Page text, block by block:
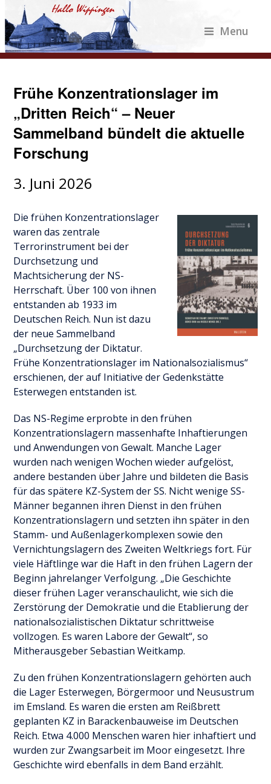
Menu
Frühe Konzentrationslager im
„Dritten Reich“ – Neuer
Sammelband bündelt die aktuelle
Forschung
3. Juni 2026
Die frühen Konzentrationslager
waren das zentrale
Terrorinstrument bei der
Durchsetzung und
Machtsicherung der NS-
Herrschaft. Über 100 von ihnen
entstanden ab 1933 im
Deutschen Reich. Nun ist dazu
der neue Sammelband
„Durchsetzung der Diktatur.
Frühe Konzentrationslager im Nationalsozialismus“
erschienen, der auf Initiative der Gedenkstätte
Esterwegen entstanden ist.
Das NS-Regime erprobte in den frühen
Konzentrationslagern massenhafte Inhaftierungen
und Anwendungen von Gewalt. Manche Lager
wurden nach wenigen Wochen wieder aufgelöst,
andere bestanden über Jahre und bildeten die Basis
für das spätere KZ-System der SS. Nicht wenige SS-
Männer begannen ihren Dienst in den frühen
Konzentrationslagern und setzten ihn später in den
Stamm- und Außenlagerkomplexen sowie den
Vernichtungslagern des Zweiten Weltkriegs fort. Für
viele Häftlinge war die Haft in den frühen Lagern der
Beginn jahrelanger Verfolgung. „Die Geschichte
dieser frühen Lager veranschaulicht, wie sich die
Zerstörung der Demokratie und die Etablierung der
nationalsozialistischen Diktatur schrittweise
vollzogen. Es waren Labore der Gewalt“, so
Mitherausgeber Sebastian Weitkamp.
Zu den frühen Konzentrationslagern gehörten auch
die Lager Esterwegen, Börgermoor und Neusustrum
im Emsland. Es waren die ersten am Reißbrett
geplanten KZ in Barackenbauweise im Deutschen
Reich. Etwa 4.000 Menschen waren hier inhaftiert und
wurden zur Zwangsarbeit im Moor eingesetzt. Ihre
Geschichte wird ebenfalls in dem Band erzählt.